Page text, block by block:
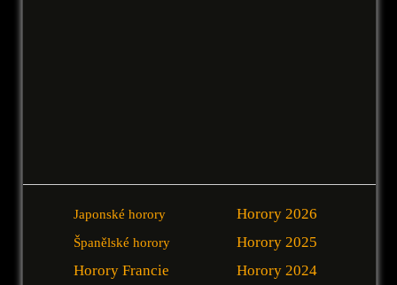
Japonské horory
Španělské horory
Horory Francie
Horory 2026
Horory 2025
Horory 2024